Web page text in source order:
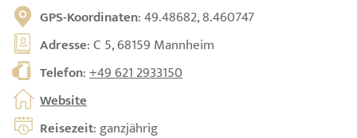
GPS-Koordinaten: 49.48682, 8.460747
Adresse: C 5, 68159 Mannheim
Telefon:+49 621 2933150
Website
Reisezeit: ganzjährig